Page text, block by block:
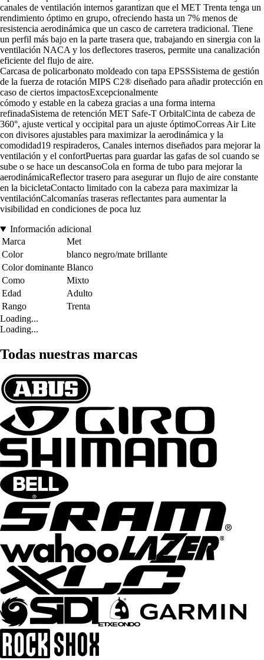
canales de ventilación internos garantizan que el MET Trenta tenga un
rendimiento óptimo en grupo, ofreciendo hasta un 7% menos de
resistencia aerodinámica que un casco de carretera tradicional. Tiene
un perfil más bajo en la parte trasera que, trabajando en sinergia con la
ventilación NACA y los deflectores traseros, permite una canalización
eficiente del flujo de aire.
Carcasa de policarbonato moldeado con tapa EPSSSistema de gestión
de la fuerza de rotación MIPS C2® diseñado para añadir protección en
caso de ciertos impactosExcepcionalmente
cómodo y estable en la cabeza gracias a una forma interna
refinadaSistema de retención MET Safe-T OrbitalCinta de cabeza de
360°, ajuste vertical y occipital para un ajuste óptimoCorreas Air Lite
con divisores ajustables para maximizar la aerodinámica y la
comodidad19 respiraderos, Canales internos diseñados para mejorar la
ventilación y el confortPuertas para guardar las gafas de sol cuando se
sube o se hace un descansoCola en forma de tubo para mejorar la
aerodinámicaReflector trasero para asegurar un flujo de aire constante
en la bicicletaContacto limitado con la cabeza para maximizar la
ventilaciónCalcomanías traseras reflectantes para aumentar la
visibilidad en condiciones de poca luz
Información adicional
Marca
Met
Color
blanco negro/mate brillante
Color dominante Blanco
Como
Mixto
Edad
Adulto
Rango
Trenta
Loading...
Loading...
Todas nuestras marcas